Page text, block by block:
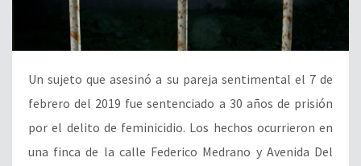
Un sujeto que asesinó a su pareja sentimental el 7 de
febrero del 2019 fue sentenciado a 30 años de prisión
por el delito de feminicidio. Los hechos ocurrieron en
una finca de la calle Federico Medrano y Avenida Del